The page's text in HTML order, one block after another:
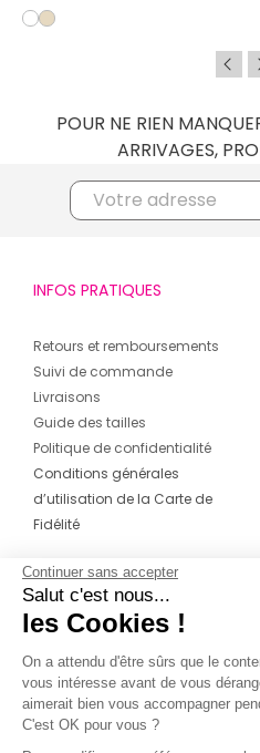
POUR NE RIEN
ARRIVAGES,
INFOS PRATIQUES
Retours et remboursements
Suivi de commande
Livraisons
Guide des tailles
Politique de confidentialité
Conditions générales
d’utilisation de la Carte de
Fidélité
CONTACT
04 42 20 78 42
Du lundi au jeudi de 8h30 à 16h30 & le
vendredi de 8h30 à 15h30
Continuer sans accepter
Salut c'est nous...
les Cookies !
On a attendu d'être sûrs que le
vous intéresse avant de vous
aimerait bien vous accompagner
C'est OK pour vous ?